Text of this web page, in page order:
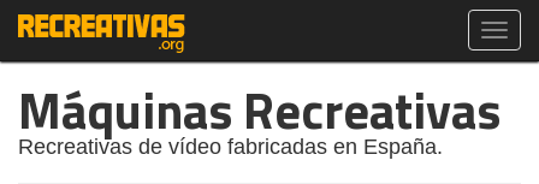
Máquinas Recreativas
Recreativas de vídeo fabricadas en España.